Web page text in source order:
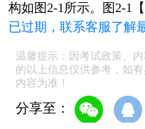
构如图2-1所示。图2-1
已过期，联系客服了解
温馨提示：因考试政策、
的以上信息仅供参考，如
内容为准！
分享至：